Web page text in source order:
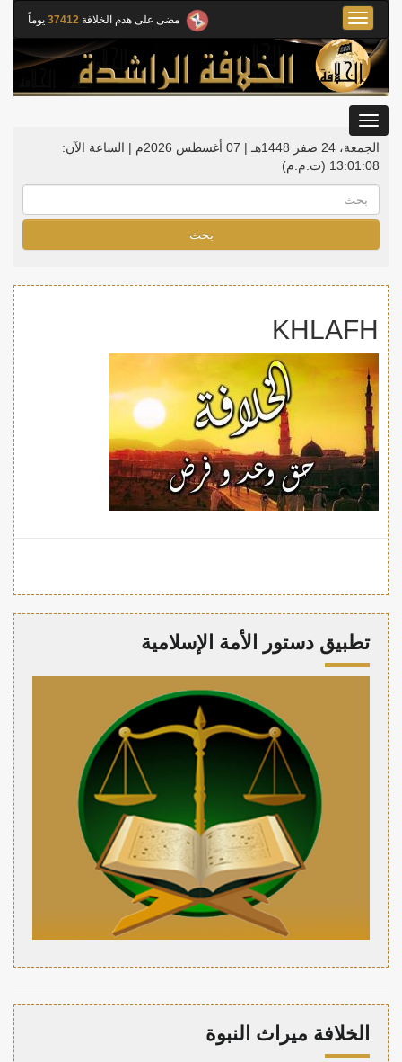
مضى على هدم الخلافة 37412 يوماً
Toggle
navigation
الجمعة، 24 صفر 1448هـ | 07 أغسطس 2026م |
الساعة الآن:
13:01:08 (ت.م.م)
بحث
KHLAFH
تطبيق دستور الأمة الإسلامية
الخلافة ميراث النبوة